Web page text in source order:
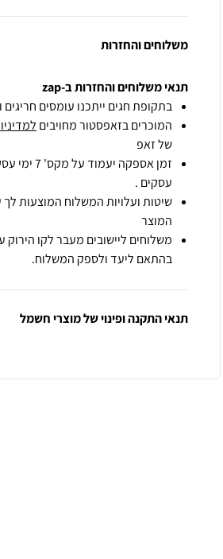
משלוחים והחזרות
תנאי משלוחים והחזרות ב-zap
בתקופת חגים ייתכנו עומסים
המוכרים בזאפסטור מחויבים
של זאפ
זמן אספקה יעמוד על מקס' 7 ימי עסקים מיום הזמנה,
עסקים .
שיטות ועלויות המשלוח המוצעות לך
המוצר
משלוחים ליישובים מעבר לקו הירוק
בהתאם ליעד ולספק המשלוח.
תנאי התקנה ופינוי של מוצרי חשמל